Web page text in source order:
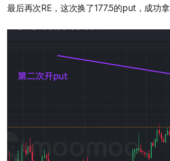
最后再次RE，这次换了177.5的put，成功拿